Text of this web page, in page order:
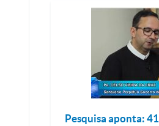
Pesquisa aponta: